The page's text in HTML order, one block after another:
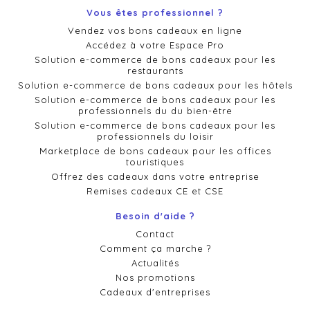
Vous êtes professionnel ?
Vendez vos bons cadeaux en ligne
Accédez à votre Espace Pro
Solution e-commerce de bons cadeaux pour les
restaurants
Solution e-commerce de bons cadeaux pour les hôtels
Solution e-commerce de bons cadeaux pour les
professionnels du du bien-être
Solution e-commerce de bons cadeaux pour les
professionnels du loisir
Marketplace de bons cadeaux pour les offices
touristiques
Offrez des cadeaux dans votre entreprise
Remises cadeaux CE et CSE
Besoin d'aide ?
Contact
Comment ça marche ?
Actualités
Nos promotions
Cadeaux d'entreprises